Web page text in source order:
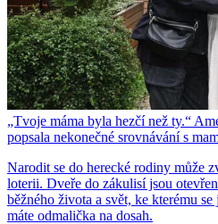
„Tvoje máma byla hezčí než ty.“
popsala nekonečné srovnávání s
Narodit se do herecké rodiny může
loterii. Dveře do zákulisí jsou
běžného života a svět, ke kterému
máte odmalička na dosah.